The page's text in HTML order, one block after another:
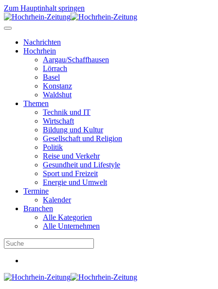
Zum Hauptinhalt springen
Nachrichten
Hochrhein
Aargau/Schaffhausen
Lörrach
Basel
Konstanz
Waldshut
Themen
Technik und IT
Wirtschaft
Bildung und Kultur
Gesellschaft und Religion
Politik
Reise und Verkehr
Gesundheit und Lifestyle
Sport und Freizeit
Energie und Umwelt
Termine
Kalender
Branchen
Alle Kategorien
Alle Unternehmen